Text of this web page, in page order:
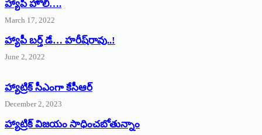
హ్యాపీ హొలీ….
March 17, 2022
హ్యాపీ బర్త్ ‌డే… హరీష్‌రావు..!
June 2, 2022
హ్యాట్రిక్‌ ‌సీఎంగా కేసీఆర్‌
December 2, 2023
హ్యాట్రిక్‌ విజయం సాధించబోతున్నాం